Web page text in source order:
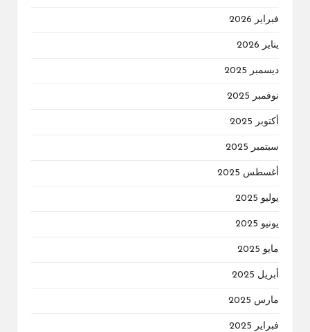
فبراير 2026
يناير 2026
ديسمبر 2025
نوفمبر 2025
أكتوبر 2025
سبتمبر 2025
أغسطس 2025
يوليو 2025
يونيو 2025
مايو 2025
أبريل 2025
مارس 2025
فبراير 2025